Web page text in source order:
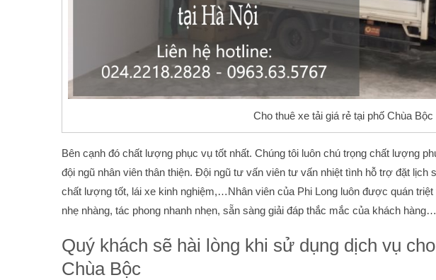
Cho thuê xe tải giá rẻ tại phố Chùa Bộc
Bên cạnh đó chất lượng phục vụ tốt nhất. Chúng tôi luôn chú trọng chất lượng
đội ngũ nhân viên thân thiện. Đội ngũ tư vấn viên tư vấn nhiệt tình hỗ trợ đặt lịch
chất lượng tốt, lái xe kinh nghiệm,…Nhân viên của Phi Long luôn được quán
nhẹ nhàng, tác phong nhanh nhẹn, sẵn sàng giải đáp thắc mắc của khách hàng…
Quý khách sẽ hài lòng khi sử dụng dịch vụ
Chùa Bộc